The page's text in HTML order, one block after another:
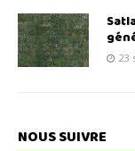
23
NOUS SUIVRE